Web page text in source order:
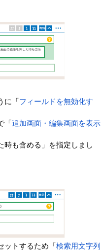
に「フィールドを無効化す
「追加画面・編集画面を表示
時も含める」を指定しまし
ットするため「 検索用文字列